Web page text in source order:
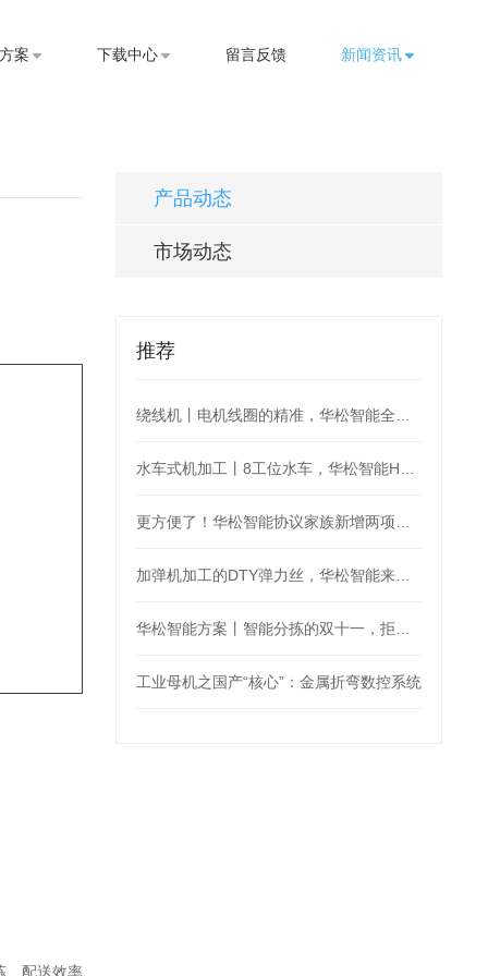
案 下载中心 留言反馈 新闻资讯
、配送效率
产品动态
市场动态
推荐
工业母机之国产“核心”：金属折弯数控系统